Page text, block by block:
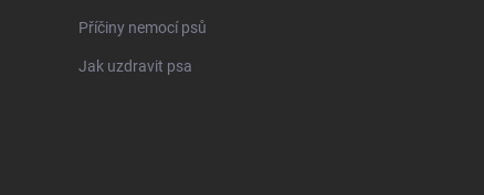
Příčiny nemocí psů
Jak uzdravit psa